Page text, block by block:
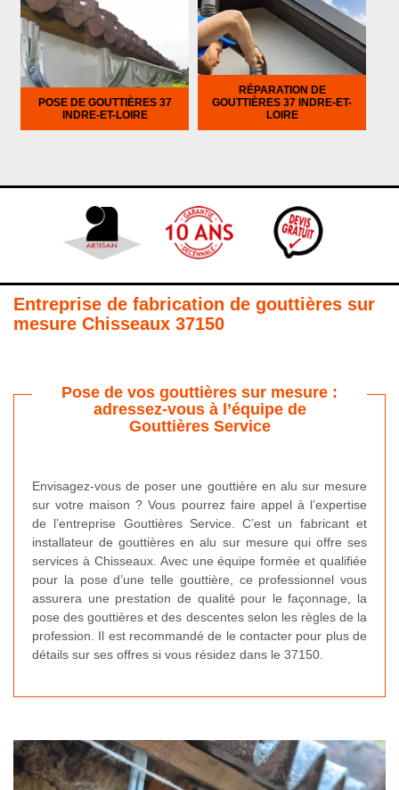
POSE DE GOUTTIÈRES 37
INDRE-ET-LOIRE
RÉPARATION DE
GOUTTIÈRES 37 INDRE-ET-
LOIRE
Entreprise de fabrication de gouttières sur
mesure Chisseaux 37150
Pose de vos gouttières sur mesure :
adressez-vous à l’équipe de
Gouttières Service
Envisagez-vous de poser une gouttière en alu sur mesure
sur votre maison ? Vous pourrez faire appel à l’expertise
de l’entreprise Gouttières Service. C’est un fabricant et
installateur de gouttières en alu sur mesure qui offre ses
services à Chisseaux. Avec une équipe formée et qualifiée
pour la pose d’une telle gouttière, ce professionnel vous
assurera une prestation de qualité pour le façonnage, la
pose des gouttières et des descentes selon les règles de la
profession. Il est recommandé de le contacter pour plus de
détails sur ses offres si vous résidez dans le 37150.